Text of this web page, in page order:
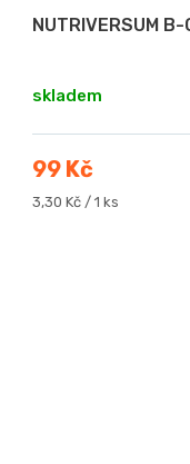
NUTRIVERSUM
skladem
99 Kč
Měrná
3,30 Kč / 1 ks